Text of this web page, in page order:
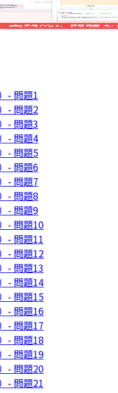
- 問題1
- 問題2
- 問題3
- 問題4
- 問題5
- 問題6
- 問題7
- 問題8
- 問題9
- 問題10
- 問題11
- 問題12
- 問題13
- 問題14
- 問題15
- 問題16
- 問題17
- 問題18
- 問題19
- 問題20
- 問題21